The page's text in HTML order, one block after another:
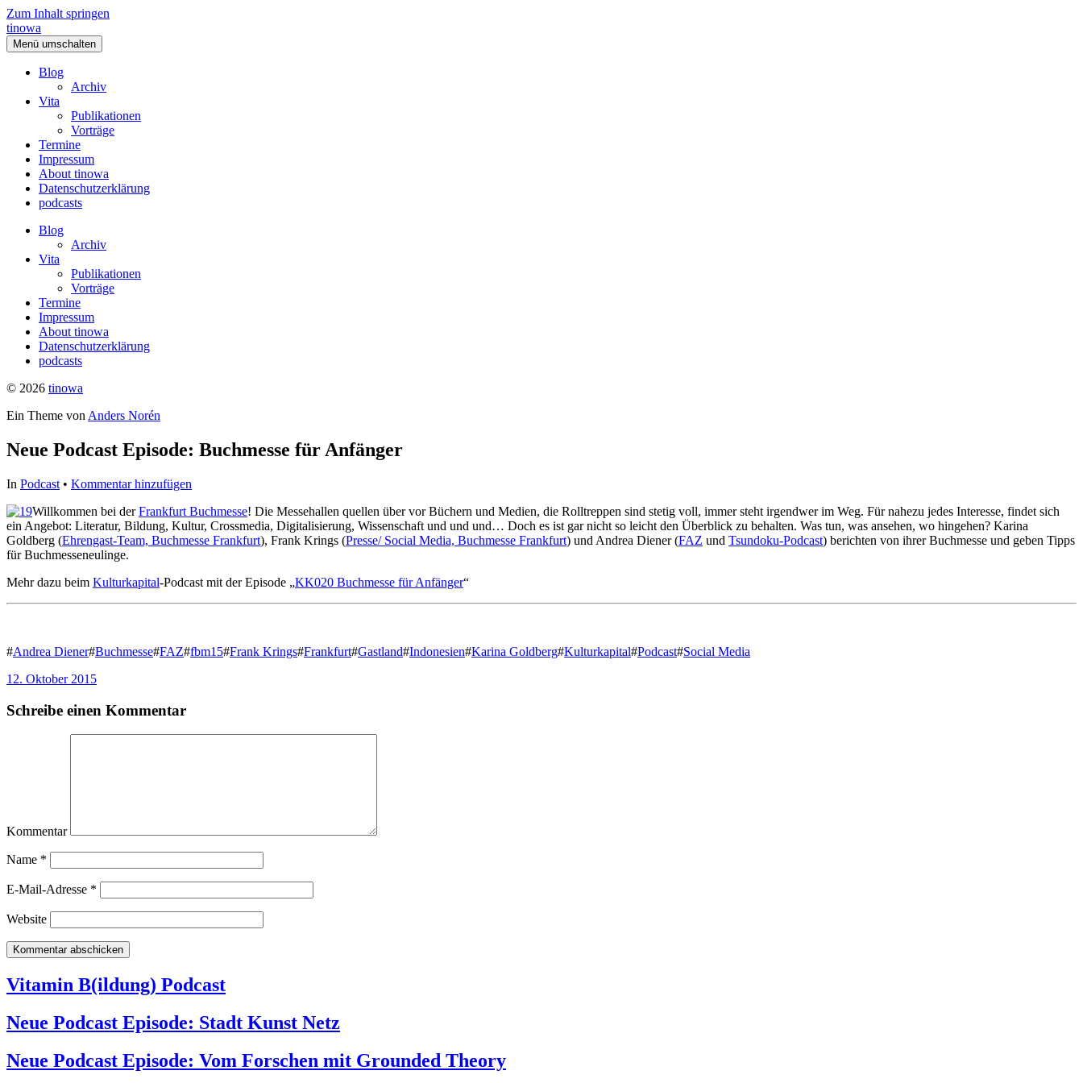
Zum Inhalt springen
tinowa
Menü umschalten
Blog
Archiv
Vita
Publikationen
Vorträge
Termine
Impressum
About tinowa
Datenschutzerklärung
podcasts
Blog
Archiv
Vita
Publikationen
Vorträge
Termine
Impressum
About tinowa
Datenschutzerklärung
podcasts
© 2026 tinowa
Ein Theme von Anders Norén
Neue Podcast Episode: Buchmesse für Anfänger
In Podcast • Kommentar hinzufügen
Willkommen bei derFrankfurt Buchmesse! Die Messehallen quellen über vor Büchern und Medien, die Rolltreppen sind stetig voll, immer steht irgendwer im Weg. Für nahezu jedes Interesse, findet sich
ein Angebot: Literatur, Bildung, Kultur, Crossmedia, Digitalisierung, Wissenschaft und und und… Doch es ist gar nicht so leicht den Überblick zu behalten. Was tun, was ansehen, wo hingehen? Karina
Goldberg (Ehrengast-Team, Buchmesse Frankfurt), Frank Krings (Presse/ Social Media, Buchmesse Frankfurt) und Andrea Diener (FAZ und Tsundoku-Podcast) berichten von ihrer Buchmesse und geben Tipps
für Buchmesseneulinge.
Mehr dazu beim Kulturkapital-Podcast mit der Episode „KK020 Buchmesse für Anfänger“
#Andrea Diener#Buchmesse#FAZ#fbm15#Frank Krings#Frankfurt#Gastland#Indonesien#Karina Goldberg#Kulturkapital#Podcast#Social Media
12. Oktober 2015
Schreibe einen Kommentar
Kommentar
Name *
E-Mail-Adresse *
Website
Vitamin B(ildung) Podcast
Neue Podcast Episode: Stadt Kunst Netz
Neue Podcast Episode: Vom Forschen mit Grounded Theory